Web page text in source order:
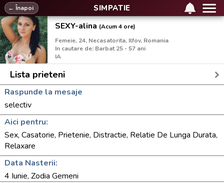
SIMPATIE
← Înapoi
SEXY-alina (Acum 4 ore)
Femeie, 24, Necasatorita, Ilfov, Romania
In cautare de: Barbat 25 - 57 ani
IA
Lista prieteni
Raspunde la mesaje
selectiv
Aici pentru:
Sex, Casatorie, Prietenie, Distractie, Relatie De Lunga Durata,
Relaxare
Data Nasterii:
4 Iunie, Zodia Gemeni